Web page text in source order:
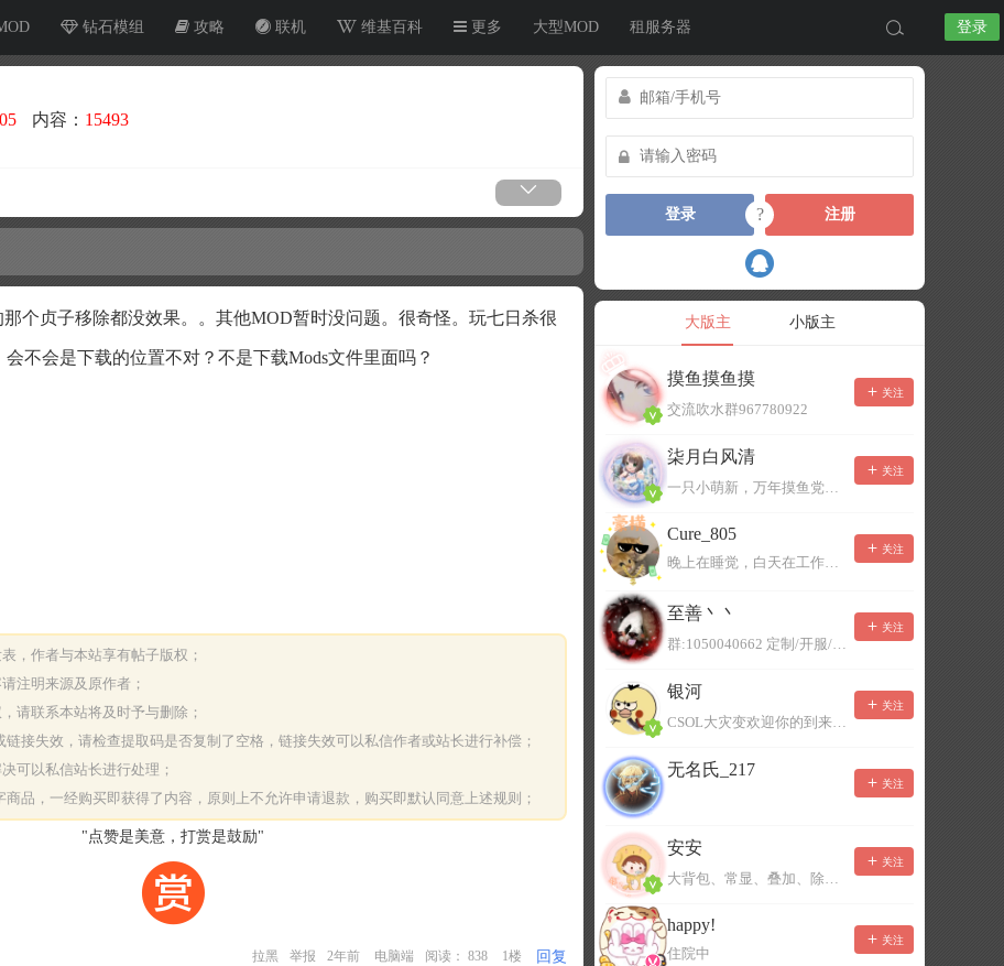
钻石模组 攻略 联机 维基百科 更多 大型MOD 租服务器 登录
内容： 15493
个贞子移除都没效果。。其他MOD暂时没问题。很奇怪。玩七日杀很
不会是下载的位置不对？不是下载Mods文件里面吗？
，作者与本站享有帖子版权；
注明来源及原作者；
请联系本站将及时予与删除；
接失效，请检查提取码是否复制了空格，链接失效可以私信作者或站长进行补偿；
可以私信站长进行处理；
品，一经购买即获得了内容，原则上不允许申请退款，购买即默认同意上述规则；
"点赞是美意，打赏是鼓励"
拉黑 举报 2年前 电脑端 阅读： 838 1楼 回复
登录 ? 注册
大版主 小版主
摸鱼摸鱼摸
交流吹水群967780922
关注
柒月白风清
一只小萌新，万年摸鱼党！已经脱坑了。。。
关注
Cure_805
晚上在睡觉，白天在工作，不一定能及时回复，有事可以留言！
关注
至善丶丶
群:1050040662 定制/开服/地图制作/价格公道
关注
银河
CSOL大灾变欢迎你的到来。QQ群：967780922
关注
无名氏_217
关注
安安
大背包、常显、叠加、除草树，唯一作者QQ383125283
关注
happy!
住院中
关注